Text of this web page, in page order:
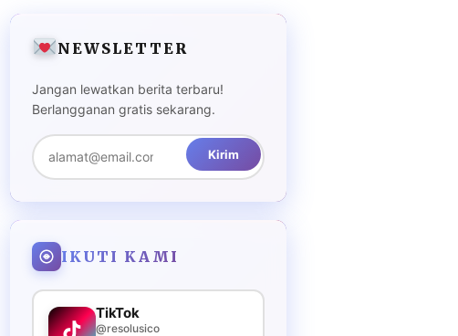
NEWSLETTER
Jangan lewatkan berita terbaru!
Berlangganan gratis sekarang.
Kirim
IKUTI KAMI
TikTok
@resolusico